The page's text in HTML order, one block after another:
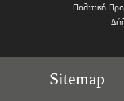
Πολιτική
Sitemap